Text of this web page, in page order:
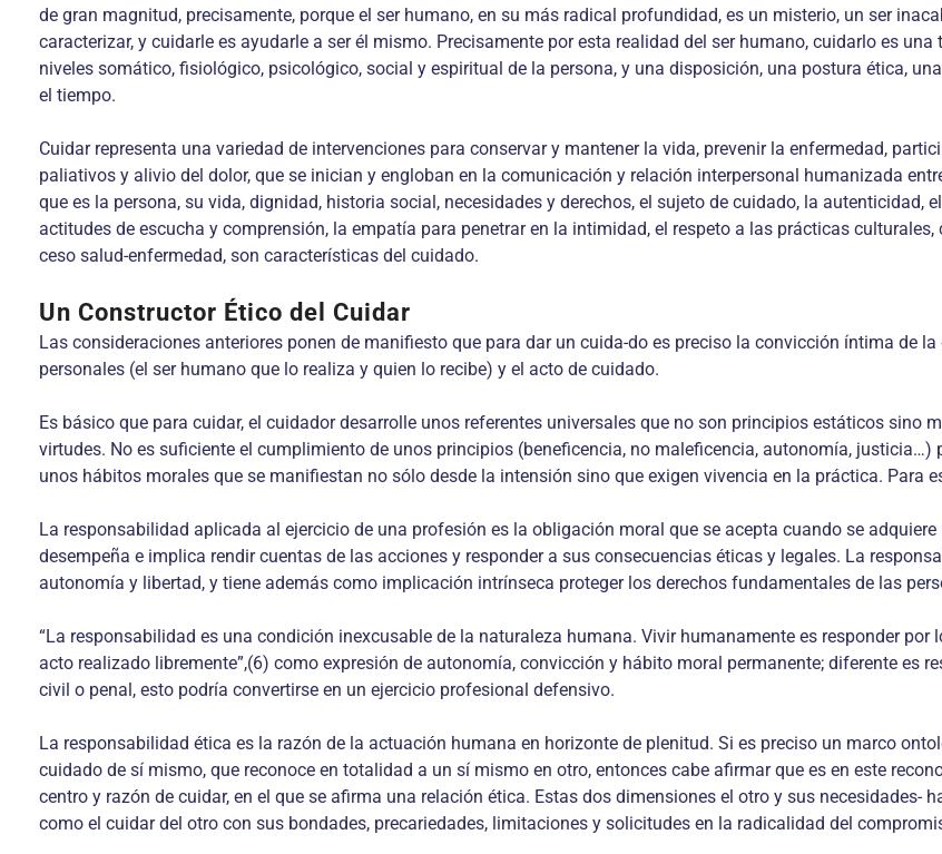
de gran magnitud, precisamente, porque el ser humano, en su más radical profundidad, es un misterio, un ser
caracterizar, y cuidarle es ayudarle a ser él mismo. Precisamente por esta realidad del ser humano, cuidarlo es
niveles somático, fisiológico, psicológico, social y espiritual de la persona, y una disposición, una postura ética,
el tiempo.
Cuidar representa una variedad de intervenciones para conservar y mantener la vida, prevenir la enfermedad,
paliativos y alivio del dolor, que se inician y engloban en la comunicación y relación interpersonal humanizada
que es la persona, su vida, dignidad, historia social, necesidades y derechos, el sujeto de cuidado, la
actitudes de escucha y comprensión, la empatía para penetrar en la intimidad, el respeto a las prácticas
ceso salud-enfermedad, son características del cuidado.
Un Constructor Ético del Cuidar
Las consideraciones anteriores ponen de manifiesto que para dar un cuida-do es preciso la convicción íntima de
personales (el ser humano que lo realiza y quien lo recibe) y el acto de cuidado.
Es básico que para cuidar, el cuidador desarrolle unos referentes universales que no son principios estáticos sino
virtudes. No es suficiente el cumplimiento de unos principios (beneficencia, no maleficencia, autonomía, justicia…)
unos hábitos morales que se manifiestan no sólo desde la intensión sino que exigen vivencia en la práctica. Para
La responsabilidad aplicada al ejercicio de una profesión es la obligación moral que se acepta cuando se
desempeña e implica rendir cuentas de las acciones y responder a sus consecuencias éticas y legales. La
autonomía y libertad, y tiene además como implicación intrínseca proteger los derechos fundamentales de las
“La responsabilidad es una condición inexcusable de la naturaleza humana. Vivir humanamente es responder
acto realizado libremente”,(6) como expresión de autonomía, convicción y hábito moral permanente; diferente es
civil o penal, esto podría convertirse en un ejercicio profesional defensivo.
La responsabilidad ética es la razón de la actuación humana en horizonte de plenitud. Si es preciso un marco
cuidado de sí mismo, que reconoce en totalidad a un sí mismo en otro, entonces cabe afirmar que es en este
centro y razón de cuidar, en el que se afirma una relación ética. Estas dos dimensiones el otro y sus necesidades-
como el cuidar del otro con sus bondades, precariedades, limitaciones y solicitudes en la radicalidad del